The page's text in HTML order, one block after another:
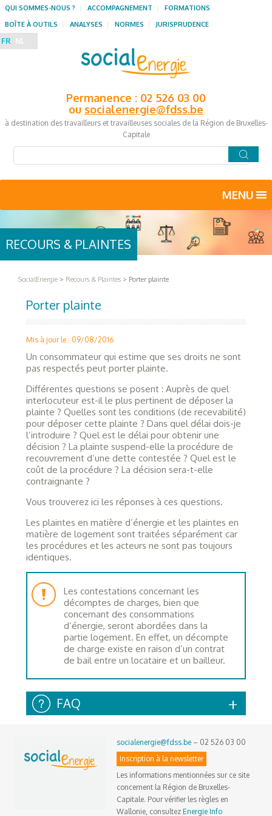
Permanence : 02 526 03 00
ou socialenergie@fdss.be
à destination des travailleurs et travailleuses sociales de la Région de Bruxelles-
Capitale
QUI SOMMES-NOUS ? ACCOMPAGNEMENT
FORMATIONS
BOÎTE À OUTILS
ANALYSES NORMES JURISPRUDENCE
FR NL
MENU
SocialEnergie > Recours & Plaintes > Porter plainte
RECOURS & PLAINTES
Porter plainte
Mis à jour le : 09/08/2016
Un consommateur qui estime que ses droits ne sont
pas respectés peut porter plainte.
Différentes questions se posent : Auprès de quel
interlocuteur est-il le plus pertinent de déposer la
plainte ? Quelles sont les conditions (de recevabilité)
pour déposer cette plainte ? Dans quel délai dois-je
l’introduire ? Quel est le délai pour obtenir une
décision ? La plainte suspend-elle la procédure de
recouvrement d’une dette contestée ? Quel est le
coût de la procédure ? La décision sera-t-elle
contraignante ?
Vous trouverez ici les réponses à ces questions.
Les plaintes en matière d’énergie et les plaintes en
matière de logement sont traitées séparément car
les procédures et les acteurs ne sont pas toujours
identiques.
Les contestations concernant les
décomptes de charges, bien que
concernant des consommations
d’énergie, seront abordées dans la
partie logement. En effet, un décompte
de charge existe en raison d’un contrat
de bail entre un locataire et un bailleur.
FAQ
socialenergie@fdss.be – 02 526 03 00
Inscription à la newsletter
Les informations mentionnées sur ce site
concernent la Région de Bruxelles-
Capitale. Pour vérifier les règles en
Wallonie, consultezEnergie Info